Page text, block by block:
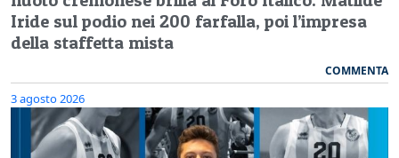
Iride sul podio nei 200 farfalla, poi l’impresa
della staffetta mista
COMMENTA
3 agosto 2026